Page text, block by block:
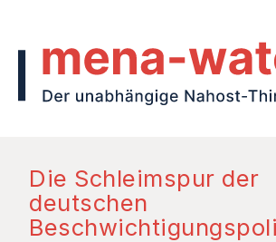
Die Schleimspur der
deutschen